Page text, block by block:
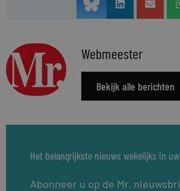
Webmeester
Bekijk alle berichten
Het belangrijkste nieuws wekelijks in
Abonneer u op de Mr.